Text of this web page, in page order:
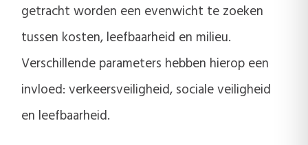
getracht worden een evenwicht te zoeken
tussen kosten, leefbaarheid en milieu.
Verschillende parameters hebben hierop een
invloed: verkeersveiligheid, sociale veiligheid
en leefbaarheid.